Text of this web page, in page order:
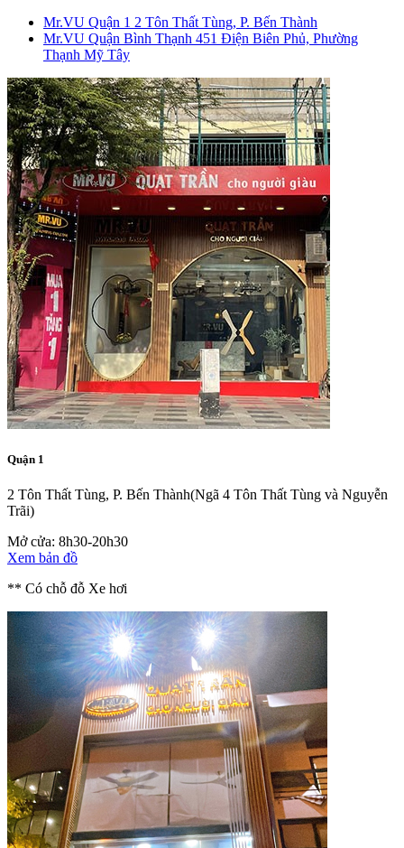
Mr.VU Quận 1 2 Tôn Thất Tùng, P. Bến Thành
Mr.VU Quận Bình Thạnh 451 Điện Biên Phủ, Phường
Thạnh Mỹ Tây
Quận 1
2 Tôn Thất Tùng, P. Bến Thành(Ngã 4 Tôn Thất Tùng và Nguyễn
Trãi)
Mở cửa: 8h30-20h30
Xem bản đồ
** Có chỗ đỗ Xe hơi